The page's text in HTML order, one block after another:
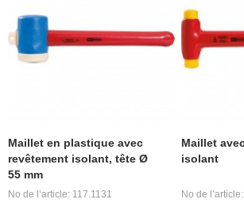
Maillet en plastique avec
revêtement isolant, tête Ø
55 mm
No de l’article: 117.1131
Maillet
isolant
No de